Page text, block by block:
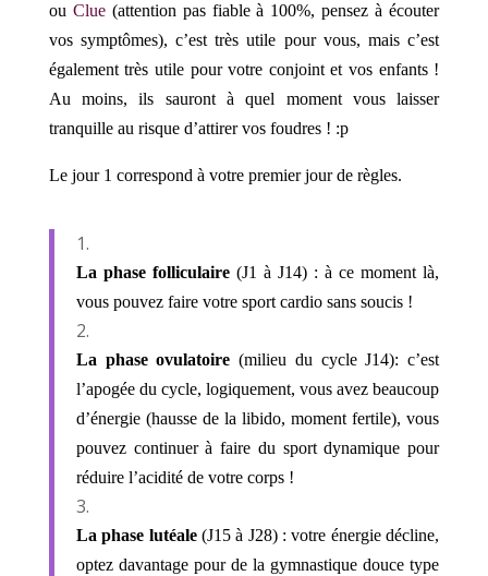
ou Clue(attention pas fiable à 100%, pensez à écouter
vos symptômes), c’est très utile pour vous, mais c’est
également très utile pour votre conjoint et vos enfants !
Au moins, ils sauront à quel moment vous laisser
tranquille au risque d’attirer vos foudres ! :p
Le jour 1 correspond à votre premier jour de règles.
La phase folliculaire(J1 à J14) : à ce moment là,
vous pouvez faire votre sport cardio sans soucis !
La phase ovulatoire (milieu du cycle J14): c’est
l’apogée du cycle, logiquement, vous avez beaucoup
d’énergie (hausse de la libido, moment fertile), vous
pouvez continuer à faire du sport dynamique pour
réduire l’acidité de votre corps !
La phase lutéale(J15 à J28) : votre énergie décline,
optez davantage pour de la gymnastique douce type